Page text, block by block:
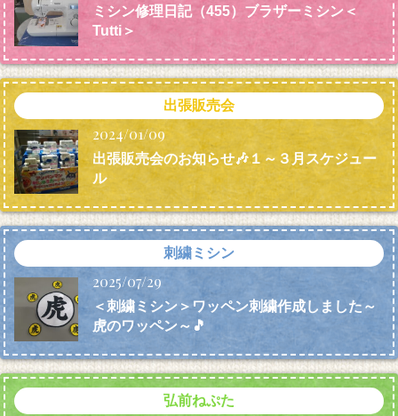
ミシン修理日記（455）ブラザーミシン＜
Tutti＞
出張販売会
2024/01/09
出張販売会のお知らせ🎶１～３月スケジュー
ル
刺繍ミシン
2025/07/29
＜刺繍ミシン＞ワッペン刺繍作成しました～
虎のワッペン～🎵
弘前ねぷた